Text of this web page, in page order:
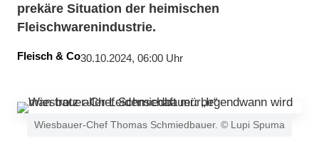
prekäre Situation der heimischen
Fleischwarenindustrie.
Fleisch & Co30.10.2024, 06:00 Uhr
Wiesbauer-Chef Thomas Schmiedbauer. © Lupi Spuma